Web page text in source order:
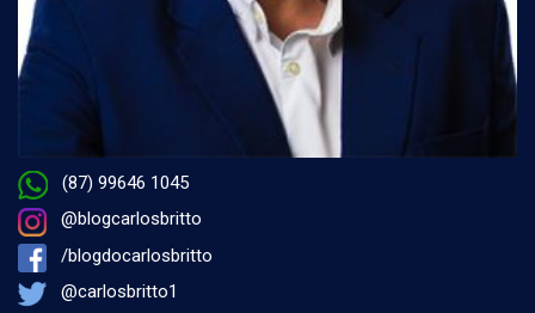
(87) 99646 1045
@blogcarlosbritto
/blogdocarlosbritto
@carlosbritto1